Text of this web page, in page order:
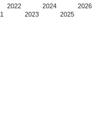
2022
2023
2024
2025
2026